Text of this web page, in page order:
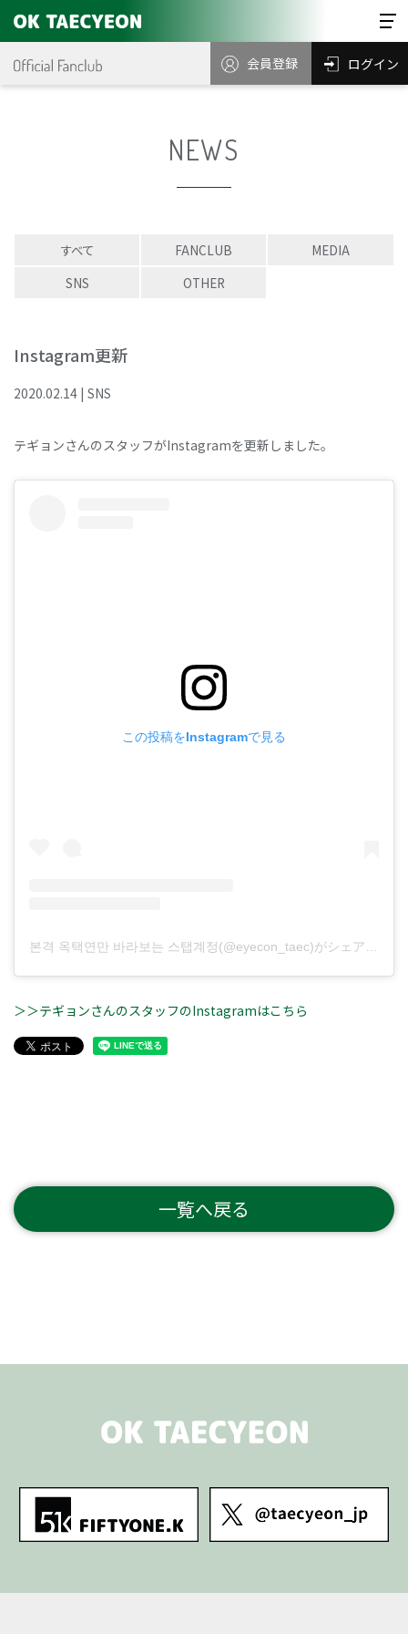
会員登録 ログイン
NEWS
すべて FANCLUB
MEDIA
SNS
OTHER
Instagram更新
2020.02.14 | SNS
テギョンさんのスタッフがInstagramを更新しました。
この投稿をInstagramで見る
본격 옥택연만 바라보는 스탭계정(@eyecon_taec)がシェアした投稿
＞＞テギョンさんのスタッフのInstagramはこちら
一覧へ戻る